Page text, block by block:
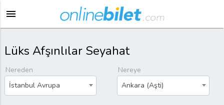
menu
Lüks Afşınlılar Seyahat
Nereden
İstanbul Avrupa
Nereye
Ankara (Aşti)